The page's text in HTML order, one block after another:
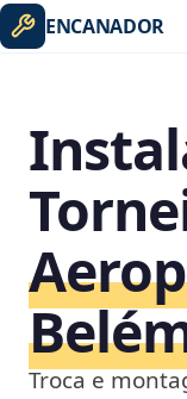
ENCANADOR
Troca e